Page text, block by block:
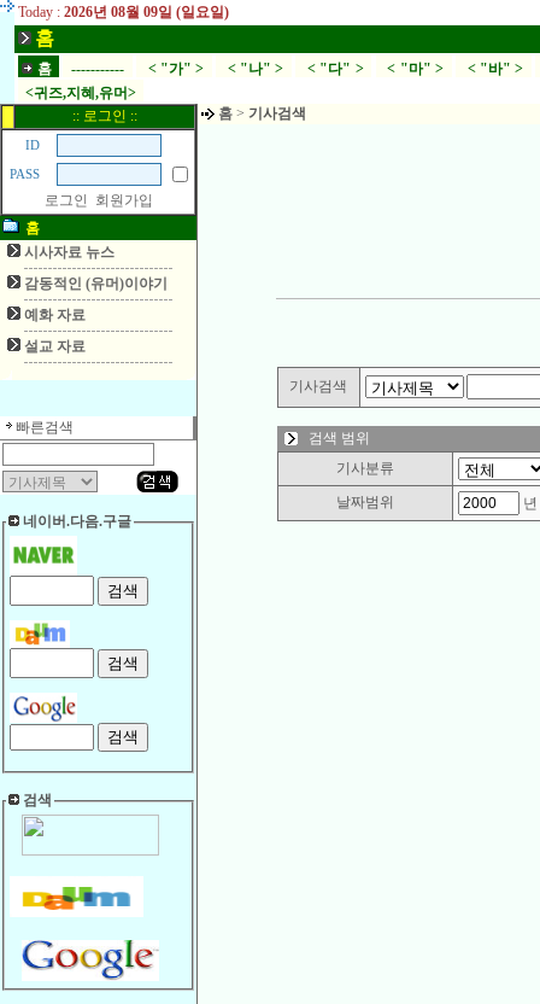
Today : 2026년 08월 09일 (일요일)
홈
홈 ----------- < "가" > < "나" > < "다" > < "마" > < "바" >
<귀즈,지혜,유머>
:: 로그인 ::
ID
PASS
로그인
회원가입
홈
시사자료 뉴스
감동적인 (유머)이야기
예화 자료
설교 자료
빠른검색
네이버.다음.구글
검색
홈 > 기사검색
기사검색
검색 범위
기사분류
날짜범위